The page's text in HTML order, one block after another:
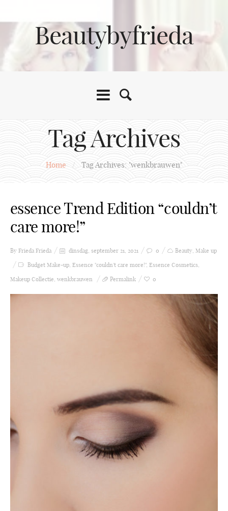
Beautybyfrieda
Tag Archives
Home / Tag Archives: "wenkbrauwen"
essence Trend Edition “couldn’t
care more!”
By Frieda Frieda dinsdag, september 21, 2021 0 Beauty, Make up
Budget Make-up, Essence "couldn't care more!", Essence Cosmetics,
Makeup Collectie, wenkbrauwen Permalink 0